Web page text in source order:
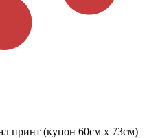
принт (купон 60см х 73см)